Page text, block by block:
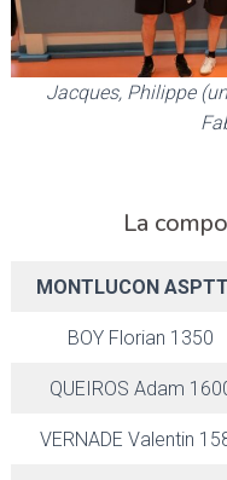
Jacques, Philippe
La
MONTLUCON
BOY Florian 1350
QUEIROS Adam
VERNADE Valentin